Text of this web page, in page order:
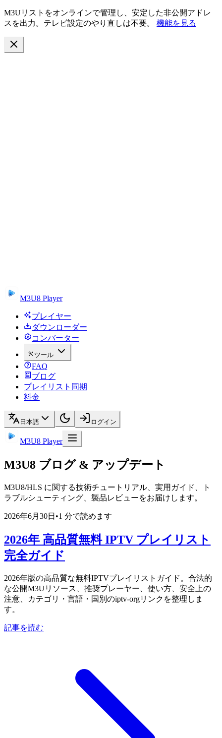
M3Uリストをオンラインで管理し、安定した非公開アドレ
スを出力。テレビ設定のやり直しは不要。
機能を見る
M3U8 Player
プレイヤー
ダウンローダー
コンバーター
ツール
FAQ
ブログ
プレイリスト同期
料金
日本語 ログイン
M3U8 Player
M3U8 ブログ & アップデート
M3U8/HLS に関する技術チュートリアル、実用ガイド、ト
ラブルシューティング、製品レビューをお届けします。
2026年6月30日 •1 分で読めます
2026年 高品質無料 IPTV プレイリスト
完全ガイド
2026年版の高品質な無料IPTVプレイリストガイド。合法的
な公開M3Uリソース、推奨プレーヤー、使い方、安全上の
注意、カテゴリ・言語・国別のiptv-orgリンクを整理しま
す。
記事を読む